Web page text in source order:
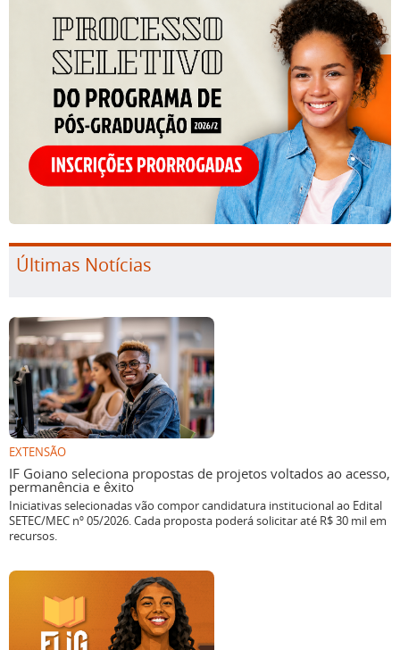
Últimas Notícias
EXTENSÃO
IF Goiano seleciona propostas de projetos voltados ao acesso,
permanência e êxito
Iniciativas selecionadas vão compor candidatura institucional ao Edital
SETEC/MEC nº 05/2026. Cada proposta poderá solicitar até R$ 30 mil em
recursos.